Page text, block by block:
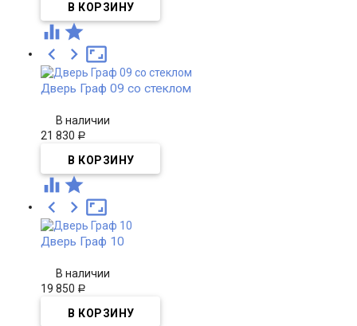
 

 
Дверь Граф 09 со стеклом
В наличии
21 830 Р
 

 
Дверь Граф 10
В наличии
19 850 Р